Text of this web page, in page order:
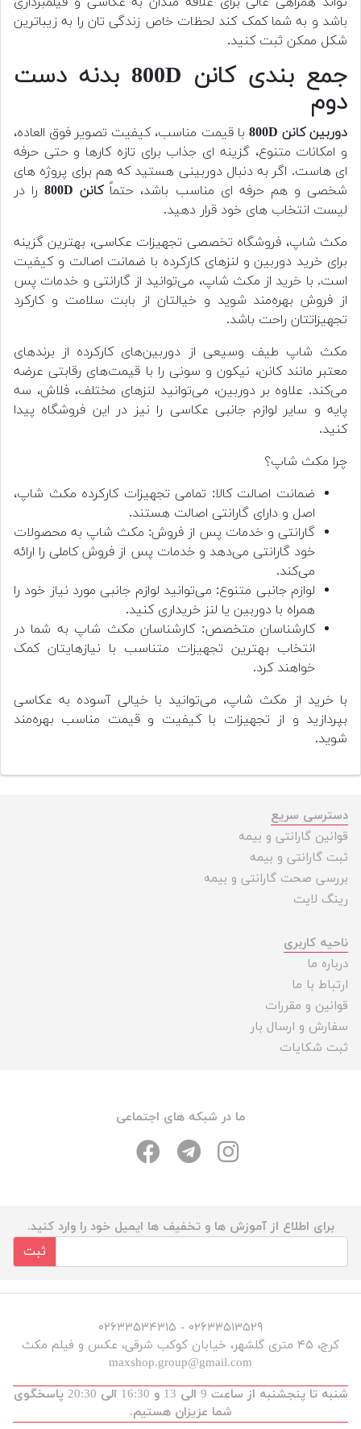
باشد و به شما کمک کند لحظات خاص زندگی تان را به زیباترین
شکل ممکن ثبت کنید.
جمع بندیکانن 800D
بدنه دست
دوم
دوربین کانن 800D
با قیمت مناسب، کیفیت تصویر فوق العاده،
و امکانات متنوع، گزینه ای جذاب برای تازه کارها و حتی حرفه
ای هاست. اگر به دنبال دوربینی هستید که هم برای پروژه های
شخصی و هم حرفه ای مناسب باشد، حتماًکانن 800D
را در
لیست انتخاب های خود قرار دهید.
مکث شاپ، فروشگاه تخصصی تجهیزات عکاسی، بهترین گزینه
برای خرید دوربین و لنزهای کارکرده با ضمانت اصالت و کیفیت
است. با خرید از مکث شاپ، می‌توانید از گارانتی و خدمات پس
از فروش بهره‌مند شوید و خیالتان از بابت سلامت و کارکرد
تجهیزاتتان راحت باشد.
مکث شاپ طیف وسیعی از دوربین‌های کارکرده از برندهای
معتبر مانند کانن، نیکون و سونی را با قیمت‌های رقابتی عرضه
می‌کند. علاوه بر دوربین، می‌توانید لنزهای مختلف، فلاش، سه
پایه و سایر لوازم جانبی عکاسی را نیز در این فروشگاه پیدا
کنید.
چرا مکث شاپ؟
ضمانت اصالت کالا: تمامی تجهیزات کارکرده مکث شاپ،
اصل و دارای گارانتی اصالت هستند.
گارانتی و خدمات پس از فروش: مکث شاپ به محصولات
خود گارانتی می‌دهد و خدمات پس از فروش کاملی را ارائه
می‌کند.
لوازم جانبی متنوع: می‌توانید لوازم جانبی مورد نیاز خود را
همراه با دوربین یا لنز خریداری کنید.
کارشناسان متخصص: کارشناسان مکث شاپ به شما در
انتخاب بهترین تجهیزات متناسب با نیازهایتان کمک
خواهند کرد.
با خرید از مکث شاپ، می‌توانید با خیالی آسوده به عکاسی
بپردازید و از تجهیزات با کیفیت و قیمت مناسب بهره‌مند
شوید.
دسترسی سریع
قوانین گارانتی و بیمه
ثبت گارانتی و بیمه
بررسی صحت گارانتی و بیمه
رینگ لایت
ناحیه کاربری
درباره ما
ارتباط با ما
قوانین و مقررات
سفارش و ارسال بار
ثبت شکایات
ما در شبکه های اجتماعی
برای اطلاع از آموزش ها و تخفیف ها ایمیل خود را وارد کنید.
ثبت
۰۲۶۳۳۵۱۳۵۲۹ - ۰۲۶۳۳۵۳۴۳۱۵
کرج، ۴۵ متری گلشهر، خیابان کوکب شرقی، عکس و فیلم مکث
maxshop.group@gmail.com
شنبه تا پنجشنبه از ساعت 9 الی 13 و 16:30 الی 20:30 پاسخگوی
شما عزیزان هستیم.